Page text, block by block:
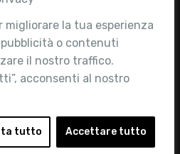
migliorare la tua esperienza
o contenuti
il nostro traffico.
acconsenti al nostro
tutto Accettare tutto